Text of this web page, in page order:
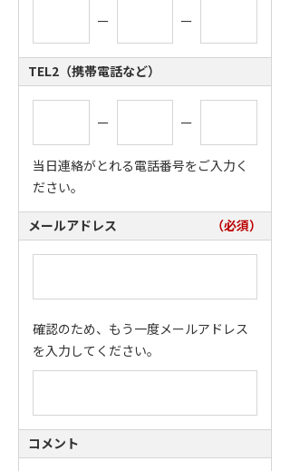
ー ー
TEL2（携帯電話など）
ー ー
当日連絡がとれる電話番号をご入力く
ださい。
メールアドレス （必須）
確認のため、もう一度メールアドレス
を入力してください。
コメント